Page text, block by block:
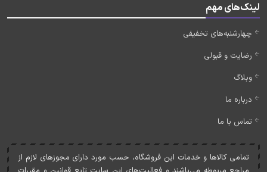
لینک‌های مهم
چهارشنبه‌های تخفیفی
رضایت و قبولی
وبلاگ
درباره ما
تماس با ما
تمامی کالاها و خدمات اين فروشگاه، حسب مورد دارای مجوزهای لازم از